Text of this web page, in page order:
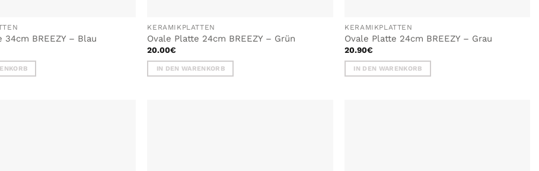
34cm BREEZY – Blau
KERAMIKPLATTEN
Ovale Platte 24cm BREEZY – Grün
20.00€
IN DEN WARENKORB
KERAMIKPLATTEN
Ovale Platte 24cm BREEZY – Grau
20.90€
IN DEN WARENKORB